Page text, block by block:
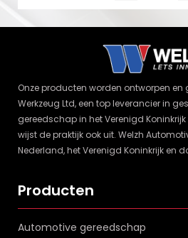
Onze producten worden ontworpen en
Werkzeug Ltd, een top leverancier in
gereedschap in het Verenigd Koninkrijk
wijst de praktijk ook uit. Welzh
Nederland, het Verenigd Koninkrijk en
Producten
Automotive gereedschap